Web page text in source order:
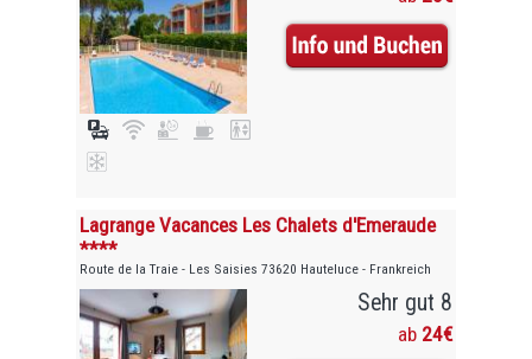
Lagrange Vacances Les Chalets d'Emeraude
****
Route de la Traie - Les Saisies 73620 Hauteluce - Frankreich
Sehr gut 8
ab 24€